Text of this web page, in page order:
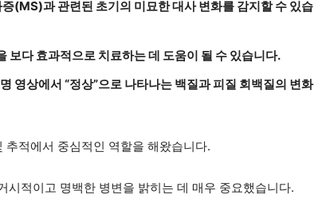
(MS)과 관련된 초기의 미묘한 대사 변화를 감지할 수 있습
보다 효과적으로 치료하는 데 도움이 될 수 있습니다.
영상에서 “정상”으로 나타나는 백질과 피질 회백질의 변화
적에서 중심적인 역할을 해왔습니다.
시적이고 명백한 병변을 밝히는 데 매우 중요했습니다.